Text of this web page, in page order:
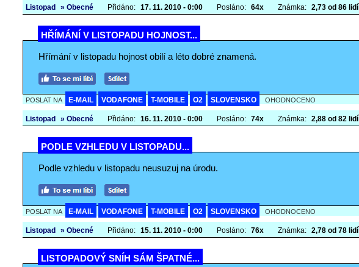
Listopad » Obecné Přidáno: 17. 11. 2010 - 0:00 Posláno: 64x Známka: 2,73 od 86 lidí
HŘÍMÁNÍ V LISTOPADU HOJNOST...
Hřímání v listopadu hojnost obilí a léto dobré znamená.
POSLAT NA E-MAIL VODAFONE T-MOBILE O2 SLOVENSKO OHODNOCENO
Listopad » Obecné Přidáno: 16. 11. 2010 - 0:00 Posláno: 74x Známka: 2,88 od 82 lidí
PODLE VZHLEDU V LISTOPADU...
Podle vzhledu v listopadu neusuzuj na úrodu.
POSLAT NA E-MAIL VODAFONE T-MOBILE O2 SLOVENSKO OHODNOCENO
Listopad » Obecné Přidáno: 15. 11. 2010 - 0:00 Posláno: 76x Známka: 2,78 od 78 lidí
LISTOPADOVÝ SNÍH SÁM ŠPATNÉ...